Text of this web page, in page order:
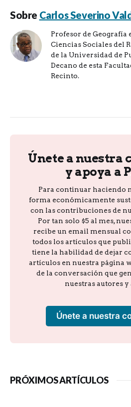
Sobre Carlos Severino
Profesor de Geografía
Ciencias Sociales del
de la Universidad de
Decano de esta
Recinto.
Únete a nuestra
y apoya a
Para continuar haciendo
forma económicamente
con las contribuciones de
Por tan solo $5 al mes,
recibe un email mensual
todos los artículos que
tiene la habilidad de dejar
artículos en nuestra página
de la conversación que
nuestras autores y
Únete a nuestra
PRÓXIMOS ARTÍCULOS